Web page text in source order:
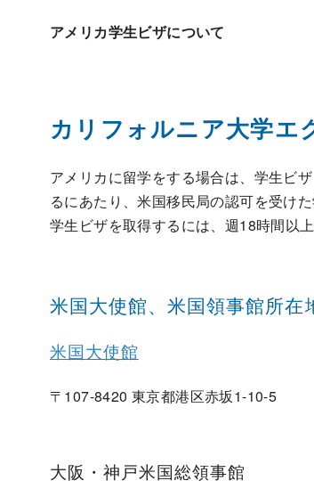
アメリカ学生ビザについて
カリフォルニア大学エ
アメリカに留学をする場合は、学生ビ
るにあたり、米国移民局の認可を受け
学生ビザを取得するには、週18時間以
米国大使館、米国領事館所在
米国大使館
〒107-8420 東京都港区赤坂1-10-5
大阪・神戸米国総領事館